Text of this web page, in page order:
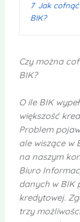
7 Jak
BIK?
Czy można
BIK?
O ile BIK
większość
Problem
ale wiszące w
na naszym
Biuro
danych w BIK
kredytowej.
trzy